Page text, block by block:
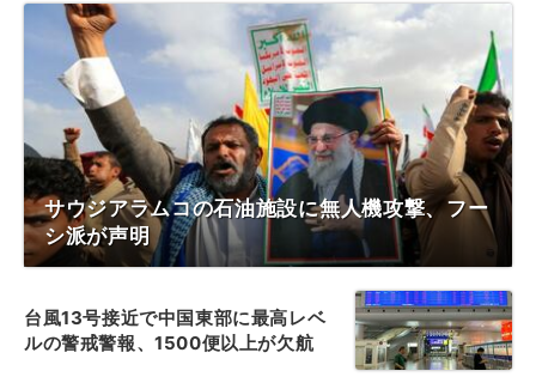
サウジアラムコの石油施設に無人機攻撃、フー
シ派が声明
台風13号接近で中国東部に最高レベ
ルの警戒警報、1500便以上が欠航